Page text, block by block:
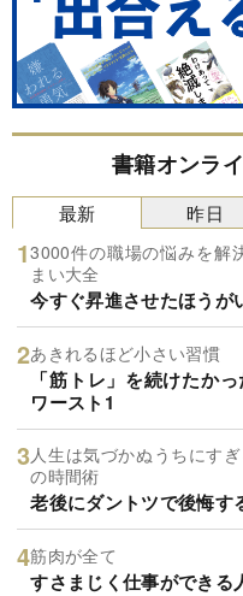
書籍オンラ
最新
3000件の職場の悩みを解
まい大全
今すぐ昇進させたほうが
あきれるほど小さい習慣
「筋トレ」を続けたか
ワースト1
人生は気づかぬうちにす
の時間術
老後にダントツで後悔す
筋肉が全て
すさまじく仕事ができる
昨日